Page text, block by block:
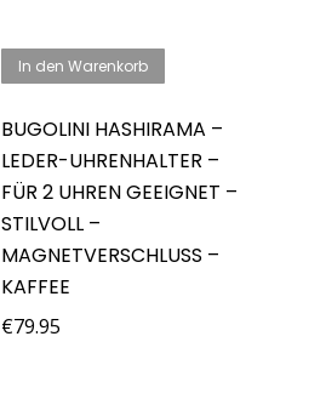
In den Warenkorb
BUGOLINI HASHIRAMA –
LEDER-UHRENHALTER –
FÜR 2 UHREN GEEIGNET –
STILVOLL –
MAGNETVERSCHLUSS –
KAFFEE
€79.95